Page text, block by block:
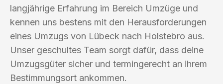
langjährige Erfahrung im Bereich Umzüge und
kennen uns bestens mit den Herausforderungen
eines Umzugs von Lübeck nach Holstebro aus.
Unser geschultes Team sorgt dafür, dass deine
Umzugsgüter sicher und termingerecht an ihrem
Bestimmungsort ankommen.